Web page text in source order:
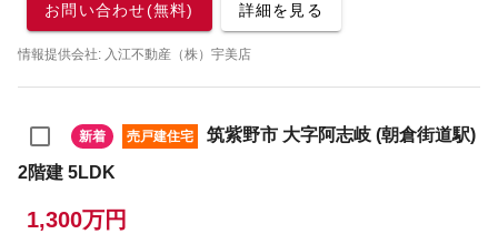
お問い合わせ(無料) 詳細を見る
情報提供会社: 入江不動産（株）宇美店
新着 売戸建住宅
筑紫野市 大字阿志岐 (朝倉街道駅)
2階建 5LDK
1,300万円